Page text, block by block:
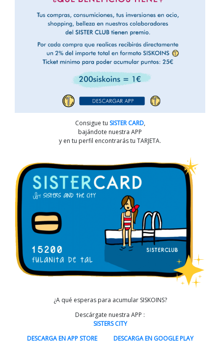
Consigue tu SISTER CARD,
bajándote nuestra APP
y en tu perfil encontrarás tu TARJETA.
¿A qué esperas para acumular SISKOINS?
Descárgate nuestra APP :
SISTERS CITY
DESCARGA EN APP STORE
DESCARGA EN GOOGLE PLAY